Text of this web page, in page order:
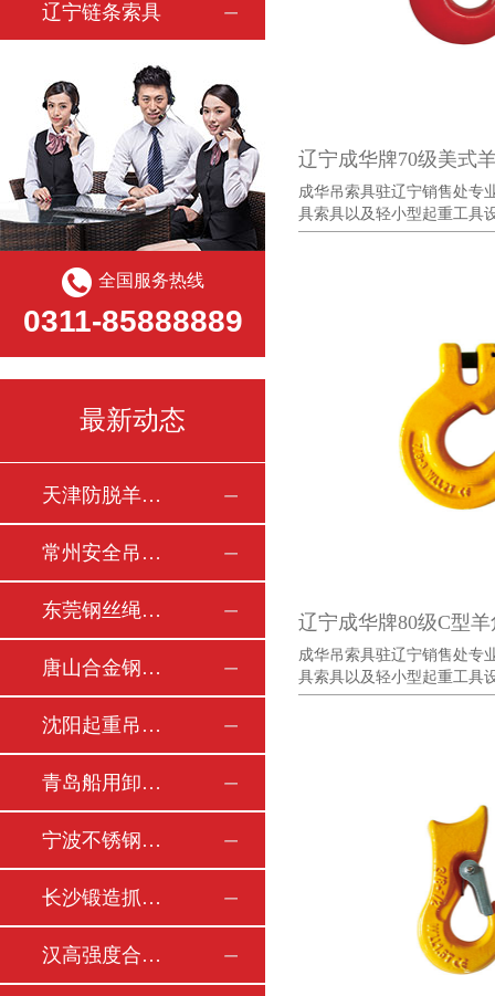
辽宁成华牌70级美式
成华吊索具驻辽宁销售处专
具索具以及轻小型起重工具
辽宁成华牌80级C型
成华吊索具驻辽宁销售处专
具索具以及轻小型起重工具
辽宁链条索具
全国服务热线
0311-85888889
最新动态
天津防脱羊角钩的优质制造商推荐
常州安全吊钩的知名生产厂家介绍
东莞钢丝绳索具的诚信实力工厂推荐
唐山合金钢弓形卸扣的专业制造商有哪些
沈阳起重吊环的可靠生产厂家推荐
青岛船用卸扣的优质供应商哪家好
宁波不锈钢羊角钩的实力制造商盘点
长沙锻造抓钩的专业生产工厂推荐
汉高强度合金钢吊钩的靠谱厂家有哪些